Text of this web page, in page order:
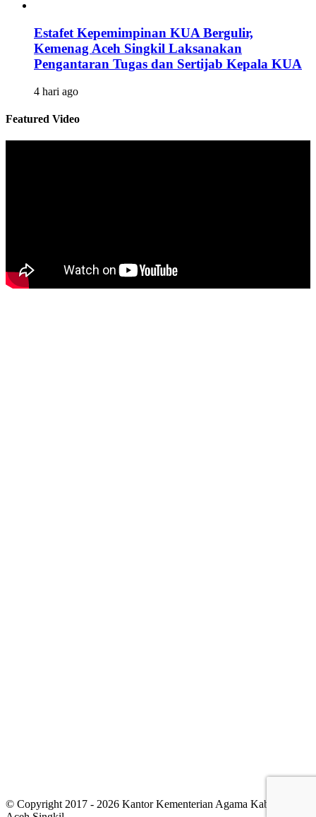
Estafet Kepemimpinan KUA Bergulir,
Kemenag Aceh Singkil Laksanakan
Pengantaran Tugas dan Sertijab Kepala KUA
4 hari ago
Featured Video
© Copyright 2017 - 2026 Kantor Kementerian Agama Kabupaten